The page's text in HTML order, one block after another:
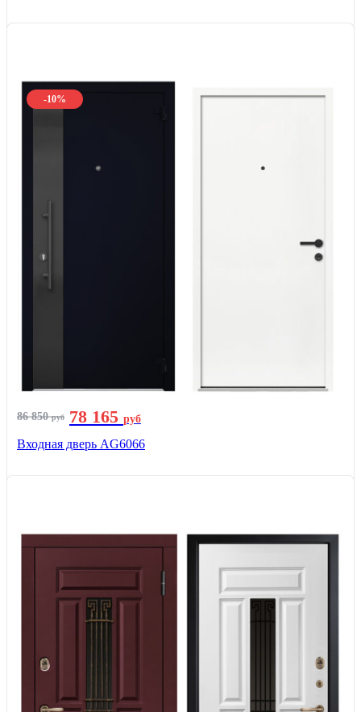
-10%
86 850руб 78 165 руб
Входная дверь AG6066